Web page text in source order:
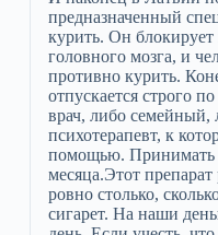
предназначенный
курить. Он
головного мозга, и
противно курить.
отпускается строго
врач, либо семейный,
психотерапевт, к
помощью. Принимать
месяца.Этот
ровно столько,
сигарет. На наши